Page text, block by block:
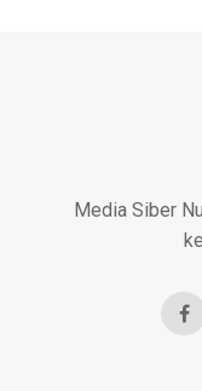
Media Siber